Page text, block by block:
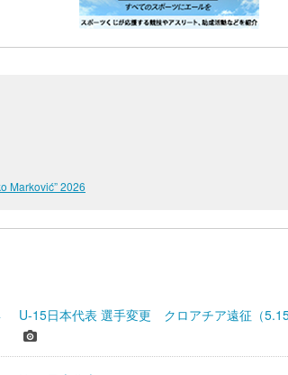
Marković” 2026
U-15日本代表 選手変更 クロアチア遠征（